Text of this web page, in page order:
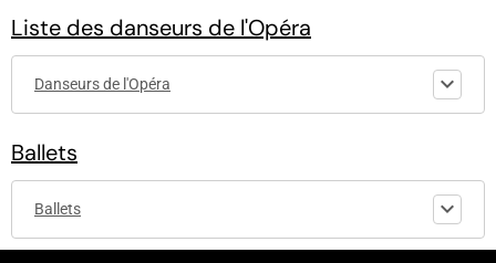
Liste des danseurs de l'Opéra
Danseurs de l'Opéra
Ballets
Ballets